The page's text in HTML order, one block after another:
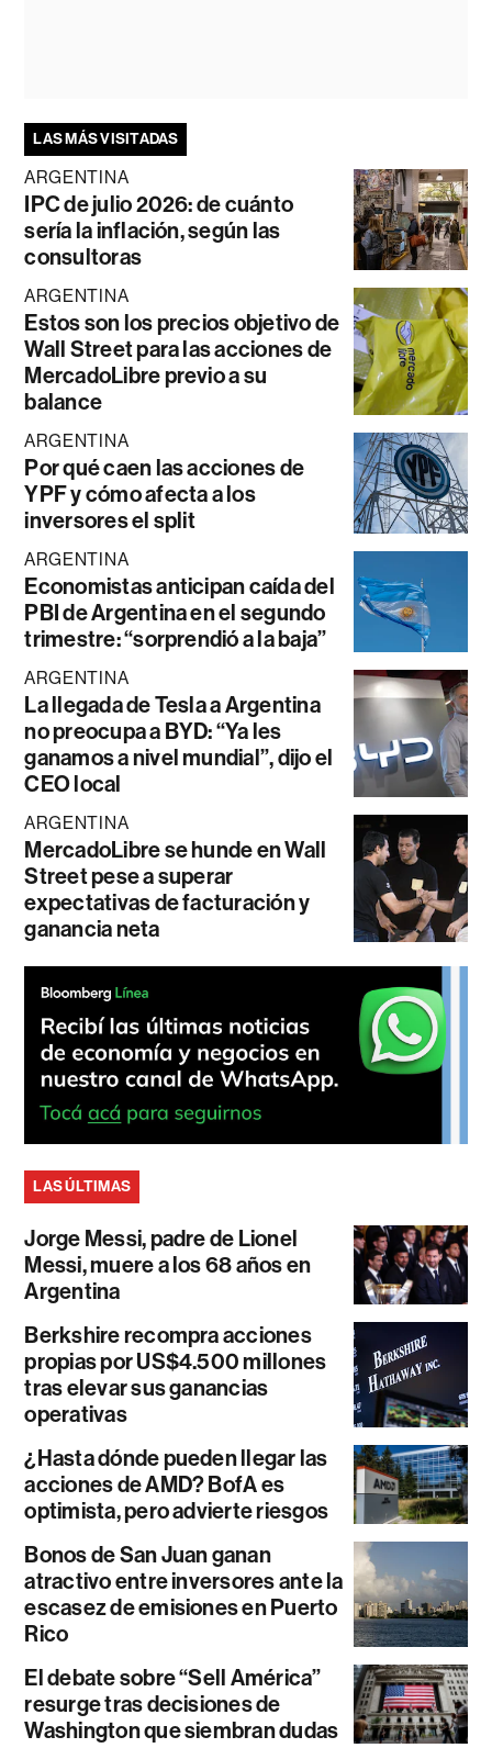
LAS MÁS VISITADAS
ARGENTINA
IPC de julio 2026: de cuánto
sería la inflación, según las
consultoras
ARGENTINA
Estos son los precios objetivo de
Wall Street para las acciones de
MercadoLibre previo a su
balance
ARGENTINA
Por qué caen las acciones de
YPF y cómo afecta a los
inversores el split
ARGENTINA
Economistas anticipan caída del
PBI de Argentina en el segundo
trimestre: “sorprendió a la baja”
ARGENTINA
La llegada de Tesla a Argentina
no preocupa a BYD: “Ya les
ganamos a nivel mundial”, dijo el
CEO local
ARGENTINA
MercadoLibre se hunde en Wall
Street pese a superar
expectativas de facturación y
ganancia neta
LAS ÚLTIMAS
Jorge Messi, padre de Lionel
Messi, muere a los 68 años en
Argentina
Berkshire recompra acciones
propias por US$4.500 millones
tras elevar sus ganancias
operativas
¿Hasta dónde pueden llegar las
acciones de AMD? BofA es
optimista, pero advierte riesgos
Bonos de San Juan ganan
atractivo entre inversores ante la
escasez de emisiones en Puerto
Rico
El debate sobre “Sell América”
resurge tras decisiones de
Washington que siembran dudas